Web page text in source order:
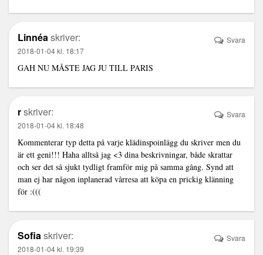
Linnéaskriver:
2018-01-04 kl. 18:17
GAH NU MÅSTE JAG JU TILL PARIS
Svara
rskriver:
2018-01-04 kl. 18:48
Kommenterar typ detta på varje klädinspoinlägg du skriver men du
är ett geni!!! Haha alltså jag <3 dina beskrivningar, både skrattar
och ser det så sjukt tydligt framför mig på samma gång. Synd att
man ej har någon inplanerad vårresa att köpa en prickig klänning
för :(((
Svara
Sofiaskriver:
2018-01-04 kl. 19:39
Svara